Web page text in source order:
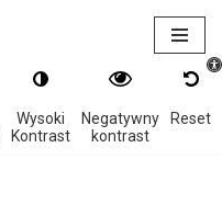
Wysoki
Kontrast
Negatywny
kontrast
Reset